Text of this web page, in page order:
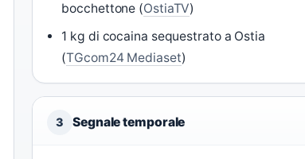
bocchettone (OstiaTV)
1 kg di cocaina sequestrato a Ostia
(TGcom24 Mediaset)
3 Segnale temporale